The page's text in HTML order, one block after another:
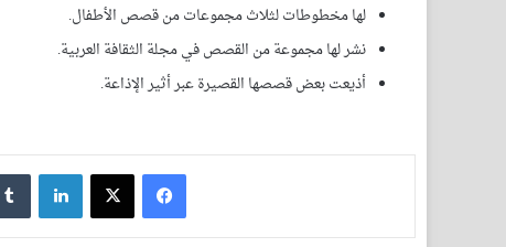
لها مخطوطات لثلاث مجموعات من قصص الأطفال.
نشر لها مجموعة من القصص في مجلة الثقافة العربية.
أذيعت بعض قصصها القصيرة عبر أثير الإذاعة.
فيسبوك ‫X لينكدإن